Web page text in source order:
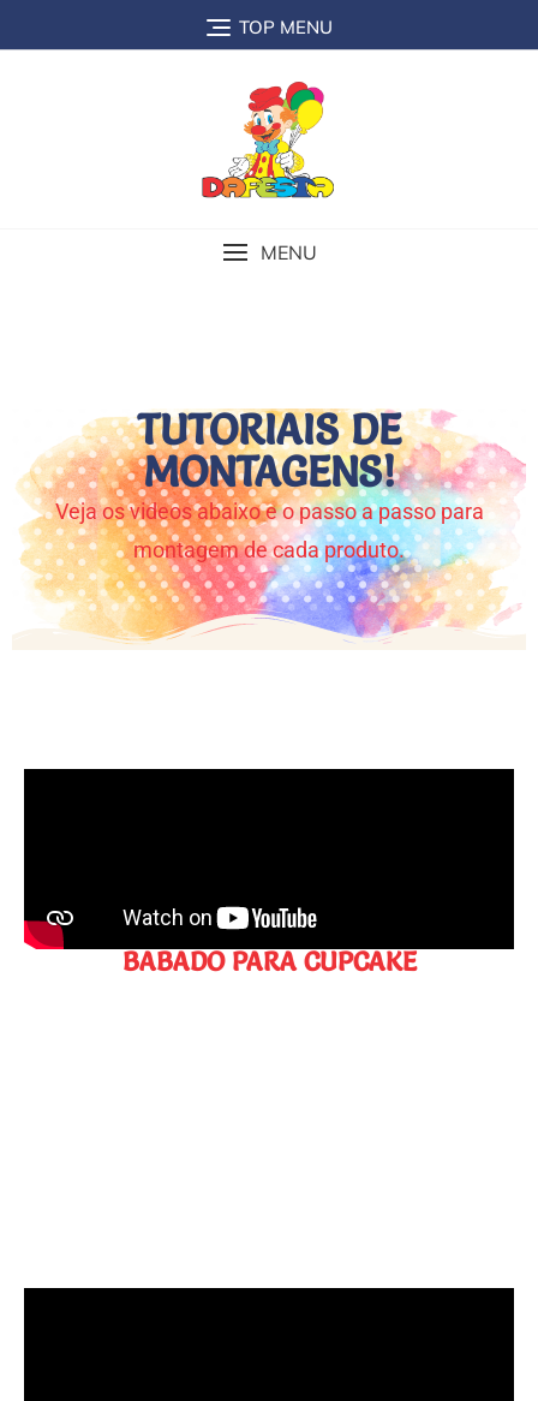
TOP MENU
MENU
TUTORIAIS DE
MONTAGENS!
Veja os videos abaixo e o passo a passo para
montagem de cada produto.
BABADO PARA CUPCAKE